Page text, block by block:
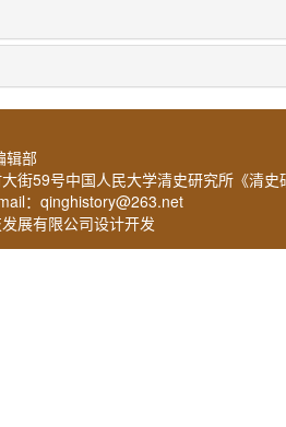
辑部
大街59号中国人民大学清史研究所《
： qinghistory@263.net
展有限公司设计开发